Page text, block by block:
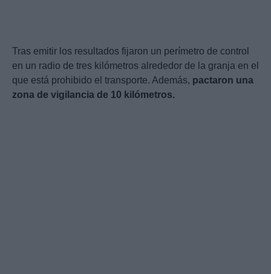
Tras emitir los resultados fijaron un perímetro de control
en un radio de tres kilómetros alrededor de la granja en el
que está prohibido el transporte. Además, pactaron una
zona de vigilancia de 10 kilómetros.